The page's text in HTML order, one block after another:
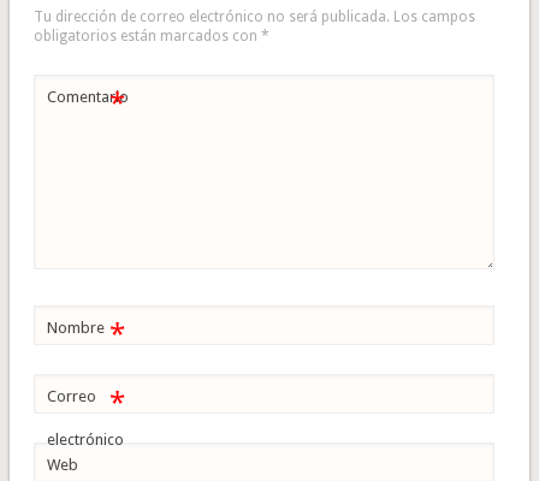
Tu dirección de correo electrónico no será publicada. Los campos
obligatorios están marcados con *
Comentario
*
Nombre *
Correo
electrónico
*
Web